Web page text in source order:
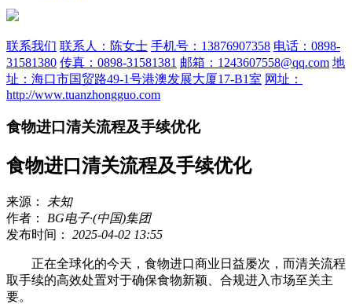
联系我们 联系人：陈女士 手机号：13876907358 电话：0898-
31581380 传真：0898-31581381 邮箱：1243607558@qq.com 地
址：海口市国贸路49-1号港澳发展大厦17-B1室 网址：
http://www.tuanzhongguo.com
食物进口清关流程及手续优化
食物进口清关流程及手续优化
来源：
未知
作者： BG电子·(中国)集团
发布时间： 2025-04-02 13:55
正在全球化的今天，食物进口商业日益屡次，而清关流程
取手续的高效处置对于确保食物新颖、合规进入市场至关主
要。